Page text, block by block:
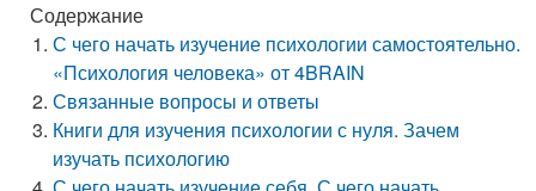
Содержание
С чего начать изучение психологии самостоятельно.
«Психология человека» от 4BRAIN
Связанные вопросы и ответы
Книги для изучения психологии с нуля. Зачем
изучать психологию